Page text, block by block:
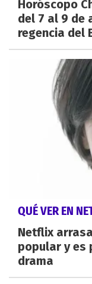
Horóscopo
del 7 al 9 de
regencia del
QUÉ VER EN
Netflix
popular y es
drama